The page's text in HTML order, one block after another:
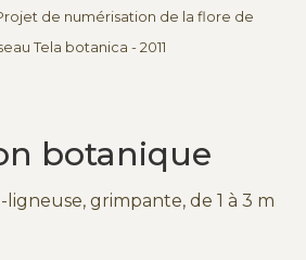
de numérisation de la flore de
Tela botanica - 2011
botanique
ligneuse, grimpante, de 1 à 3 m